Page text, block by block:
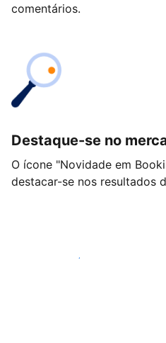
comentários.
Destaque-se no
O ícone "Novidade em
destacar-se nos resultados
Comece hoje mesmo